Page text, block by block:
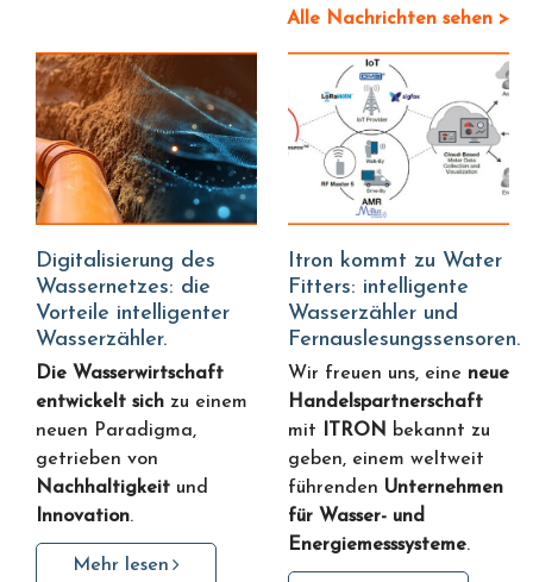
Alle Nachrichten sehen >
Digitalisierung des
Wassernetzes: die
Vorteile intelligenter
Wasserzähler.
Die Wasserwirtschaft
entwickelt sich zu einem
neuen Paradigma,
getrieben von
Nachhaltigkeit und
Innovation.
Mehr lesen
Itron kommt zu Water
Fitters: intelligente
Wasserzähler und
Fernauslesungssensoren.
Wir freuen uns, eine neue
Handelspartnerschaft
mit
ITRON bekannt zu
geben, einem weltweit
führenden Unternehmen
für Wasser- und
Energiemesssysteme.